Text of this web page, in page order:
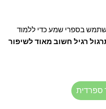
בספרי שמע כדי ללמוד
רגיל חשוב מאוד לשיפור
ספרדית